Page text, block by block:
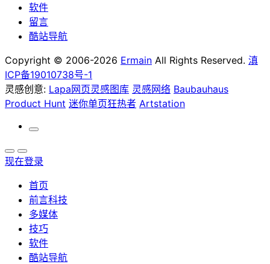
软件
留言
酷站导航
Copyright © 2006-2026 Ermain All Rights Reserved. 滇
ICP备19010738号-1
灵感创意: Lapa网页灵感图库 灵感网络 Baubauhaus
Product Hunt 迷你单页狂热者 Artstation
现在登录
首页
前言科技
多媒体
技巧
软件
酷站导航